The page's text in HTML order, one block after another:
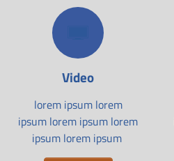
Video
lorem ipsum lorem
ipsum lorem ipsum lorem
ipsum lorem ipsum